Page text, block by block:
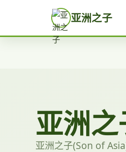
亚洲之子
亚洲
亚洲之子(Son of